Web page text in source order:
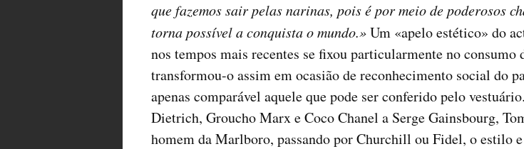
que fazemos sair pelas narinas, pois é por meio de poderosos
torna possível a conquista o mundo.»Um «apelo estético» do
nos tempos mais recentes se fixou particularmente no consumo
transformou-o assim em ocasião de reconhecimento social do
apenas comparável aquele que pode ser conferido pelo
Dietrich, Groucho Marx e Coco Chanel a Serge Gainsbourg,
homem da Marlboro, passando por Churchill ou Fidel, o estilo